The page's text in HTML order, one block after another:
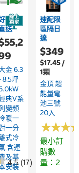
4.5 (17)
市多
送
金 6.3
8.5坪
典V系
變頻
暖一
一分
式冷
含運
及基
安裝
速配限
區隔日
達
$349
$17.45 /
1顆
金頂 超
能量電
池三號
20入
★★★
★★★
最小訂
購數
量：2